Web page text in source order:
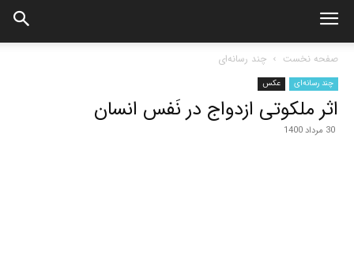
صفحه نخست چند رسانه‌ای
چند رسانه‌ای عکس
اثر ملکوتی ازدواج در نَفس انسان
30 مرداد 1400